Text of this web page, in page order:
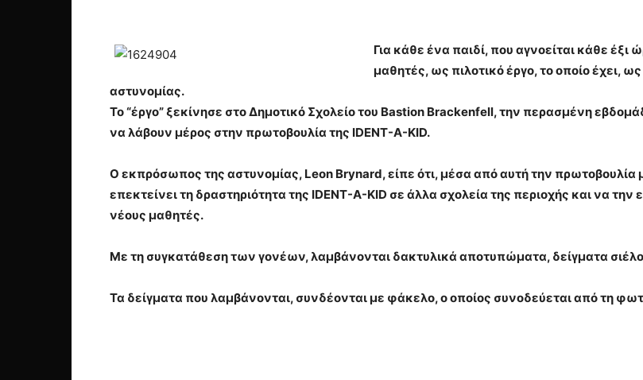
Για κάθε ένα παιδί, που αγνοείται κάθε
μαθητές, ως πιλοτικό έργο, το οποίο έχει,
αστυνομίας.
Το “έργο” ξεκίνησε στο Δημοτικό Σχολείο του Bastion Brackenfell, την περασμένη
να λάβουν μέρος στην πρωτοβουλία της IDENT-A-KID.
Ο εκπρόσωπος της αστυνομίας, Leon Brynard, είπε ότι, μέσα από αυτή την πρωτοβουλία
επεκτείνει τη δραστηριότητα της IDENT-A-KID σε άλλα σχολεία της περιοχής και να
νέους μαθητές.
Με τη συγκατάθεση των γονέων, λαμβάνονται δακτυλικά αποτυπώματα, δείγματα
Τα δείγματα που λαμβάνονται, συνδέονται με φάκελο, ο οποίος συνοδεύεται από τη